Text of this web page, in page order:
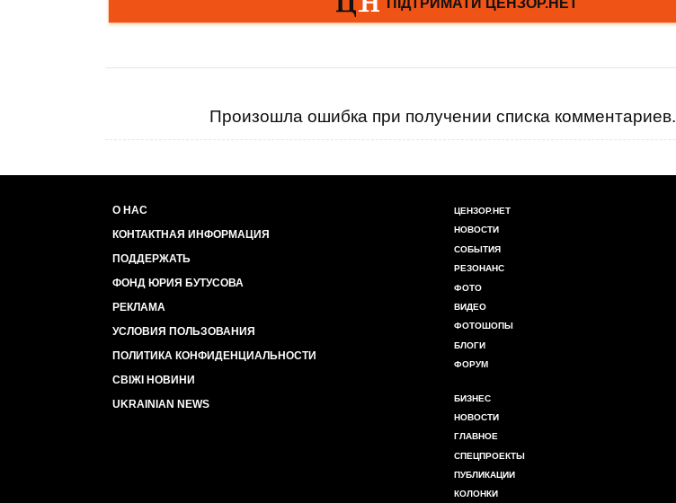
Произошла ошибка при получении списка комментариев.
О НАС
КОНТАКТНАЯ ИНФОРМАЦИЯ
ПОДДЕРЖАТЬ
ФОНД ЮРИЯ БУТУСОВА
РЕКЛАМА
УСЛОВИЯ ПОЛЬЗОВАНИЯ
ПОЛИТИКА КОНФИДЕНЦИАЛЬНОСТИ
СВІЖІ НОВИНИ
UKRAINIAN NEWS
ЦЕНЗОР.НЕТ
НОВОСТИ
СОБЫТИЯ
РЕЗОНАНС
ФОТО
ВИДЕО
ФОТОШОПЫ
БЛОГИ
ФОРУМ
БИЗНЕС
НОВОСТИ
ГЛАВНОЕ
СПЕЦПРОЕКТЫ
ПУБЛИКАЦИИ
КОЛОНКИ